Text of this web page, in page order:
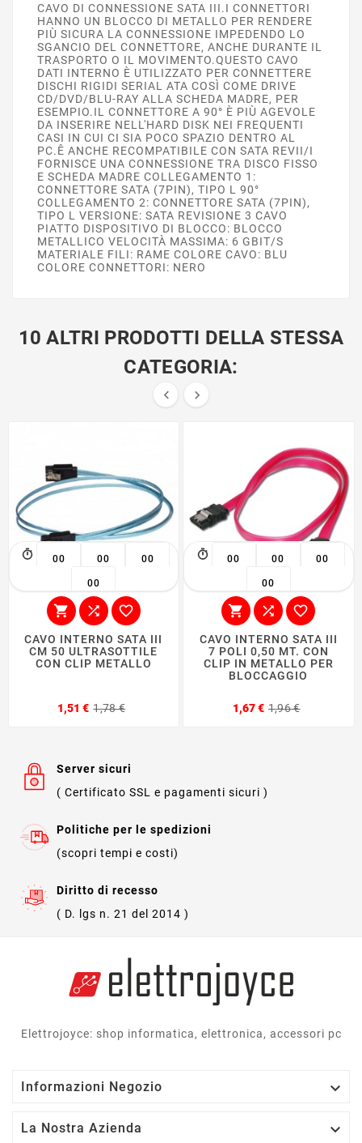
CAVO DI CONNESSIONE SATA III.I CONNETTORI
HANNO UN BLOCCO DI METALLO PER RENDERE
PIÙ SICURA LA CONNESSIONE IMPEDENDO LO
SGANCIO DEL CONNETTORE, ANCHE DURANTE IL
TRASPORTO O IL MOVIMENTO.QUESTO CAVO
DATI INTERNO È UTILIZZATO PER CONNETTERE
DISCHI RIGIDI SERIAL ATA COSÌ COME DRIVE
CD/DVD/BLU-RAY ALLA SCHEDA MADRE, PER
ESEMPIO.IL CONNETTORE A 90° È PIÙ AGEVOLE
DA INSERIRE NELL'HARD DISK NEI FREQUENTI
CASI IN CUI CI SIA POCO SPAZIO DENTRO AL
PC.Ê ANCHE RECOMPATIBILE CON SATA REVII/I
FORNISCE UNA CONNESSIONE TRA DISCO FISSO
E SCHEDA MADRE COLLEGAMENTO 1:
CONNETTORE SATA (7PIN), TIPO L 90°
COLLEGAMENTO 2: CONNETTORE SATA (7PIN),
TIPO L VERSIONE: SATA REVISIONE 3 CAVO
PIATTO DISPOSITIVO DI BLOCCO: BLOCCO
METALLICO VELOCITÀ MASSIMA: 6 GBIT/S
MATERIALE FILI: RAME COLORE CAVO: BLU
COLORE CONNETTORI: NERO
10 ALTRI PRODOTTI DELLA STESSA
CATEGORIA:
 
00 00 00
00
  
CAVO INTERNO SATA III
CM 50 ULTRASOTTILE
CON CLIP METALLO
1,51 € 1,78 €
00 00 00
00
  
CAVO INTERNO SATA III
7 POLI 0,50 MT. CON
CLIP IN METALLO PER
BLOCCAGGIO
1,67 € 1,96 €
Server sicuri
( Certificato SSL e pagamenti sicuri )
Politiche per le spedizioni
(scopri tempi e costi)
Diritto di recesso
( D. lgs n. 21 del 2014 )
Elettrojoyce: shop informatica, elettronica, accessori pc
Informazioni Negozio 
La Nostra Azienda 